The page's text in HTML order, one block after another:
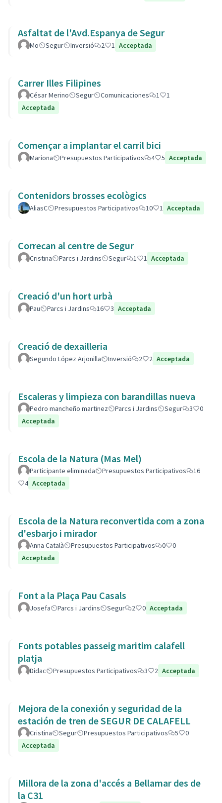
Asfaltat de l'Avd.Espanya de Segur
Mo Segur Inversió 2 1 Acceptada
Carrer Illes Filipines
César Merino Segur Comunicaciones 1
1
Acceptada
Començar a implantar el carril bici
Mariona Presupuestos Participativos 4 5 Acceptada
Contenidors brosses ecològics
AliasC Presupuestos Participativos 10 1 Acceptada
Correcan al centre de Segur
Cristina Parcs i Jardins Segur 1 1 Acceptada
Creació d'un hort urbà
Pau Parcs i Jardins 16 3 Acceptada
Creació de dexailleria
Segundo López Arjonilla Inversió 2 2 Acceptada
Escaleras y limpieza con barandillas nueva
Pedro mancheño martinez Parcs i Jardins Segur 3
0
Acceptada
Escola de la Natura (Mas Mel)
Participante eliminada Presupuestos Participativos
16
4 Acceptada
Escola de la Natura reconvertida com a zona
d'esbarjo i mirador
Anna Català Presupuestos Participativos 0
0
Acceptada
Font a la Plaça Pau Casals
Josefa Parcs i Jardins Segur 2 0 Acceptada
Fonts potables passeig maritim calafell
platja
Didac Presupuestos Participativos 3 2 Acceptada
Mejora de la conexión y seguridad de la
estación de tren de SEGUR DE CALAFELL
Cristina Segur Presupuestos Participativos 5
0
Acceptada
Millora de la zona d'accés a Bellamar des de
la C31